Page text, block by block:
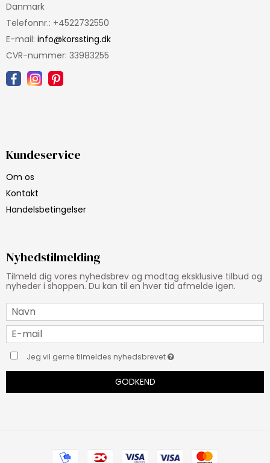
Danmark
Telefonnr.: +4522732550
E-mail: info@korssting.dk
CVR-nummer: 33983255
Kundeservice
Om os
Kontakt
Handelsbetingelser
Nyhedstilmelding
Tilmeld dig vores nyhedsbrev og modtag eksklusive tilbud og
nyheder i shoppen. Du kan til en hver tid afmelde igen.
Jeg vil gerne tilmeldes nyhedsbrevet
GODKEND